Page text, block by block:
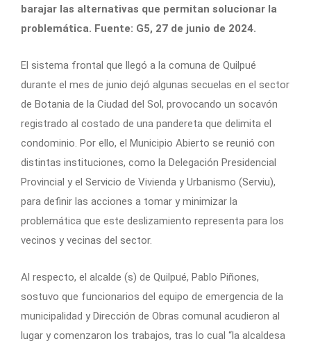
barajar las alternativas que permitan solucionar la
problemática. Fuente: G5, 27 de junio de 2024.
El sistema frontal que llegó a la comuna de Quilpué
durante el mes de junio dejó algunas secuelas en el sector
de Botania de la Ciudad del Sol, provocando un socavón
registrado al costado de una pandereta que delimita el
condominio. Por ello, el Municipio Abierto se reunió con
distintas instituciones, como la Delegación Presidencial
Provincial y el Servicio de Vivienda y Urbanismo (Serviu),
para definir las acciones a tomar y minimizar la
problemática que este deslizamiento representa para los
vecinos y vecinas del sector.
Al respecto, el alcalde (s) de Quilpué, Pablo Piñones,
sostuvo que funcionarios del equipo de emergencia de la
municipalidad y Dirección de Obras comunal acudieron al
lugar y comenzaron los trabajos, tras lo cual “la alcaldesa